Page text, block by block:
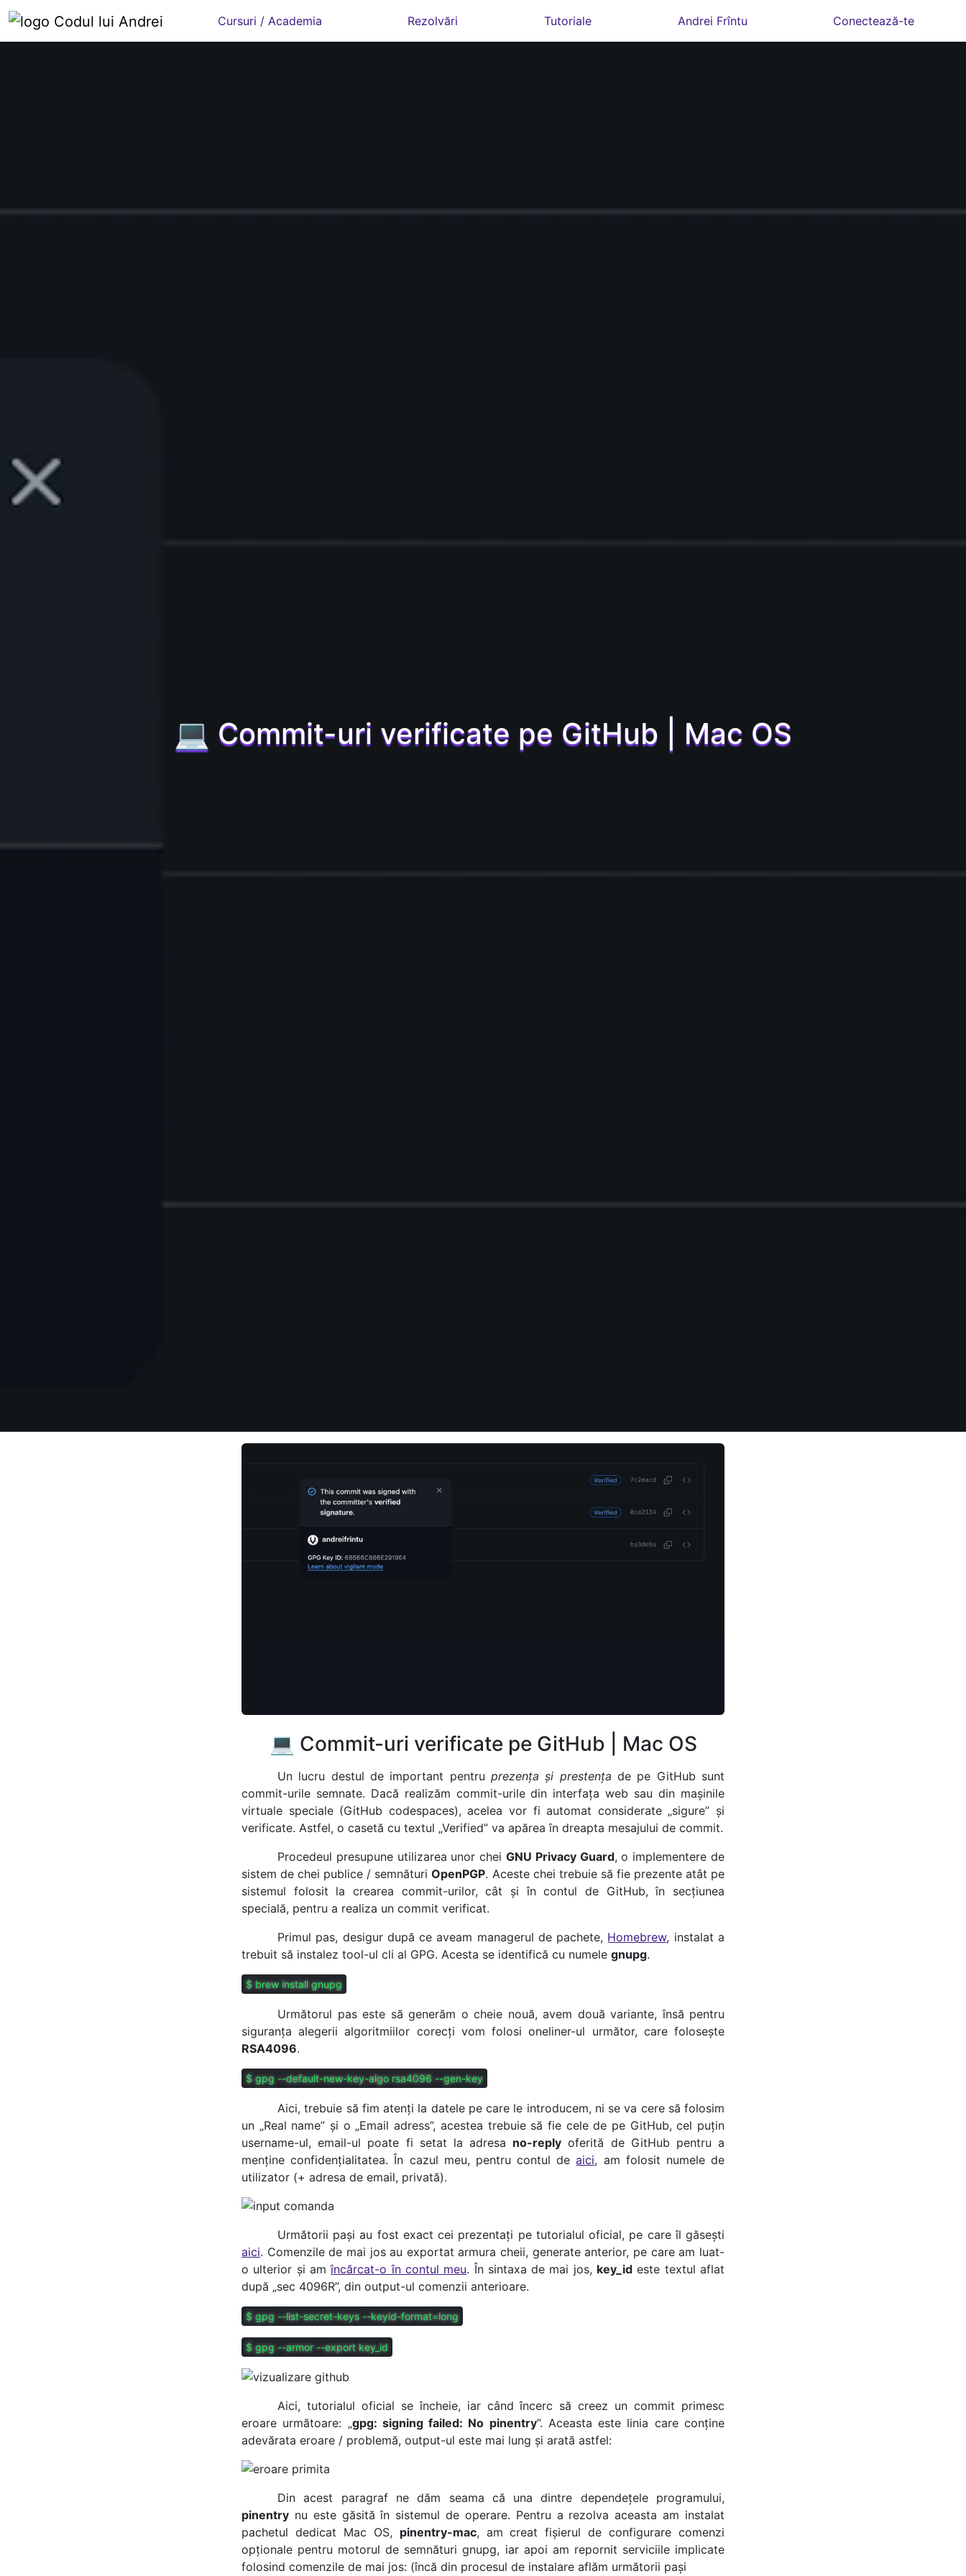
Cursuri / Academia Rezolvări Tutoriale Andrei Frîntu Conectează-te
💻 Commit-uri verificate pe GitHub | Mac OS
💻 Commit-uri verificate pe GitHub | Mac OS
Un lucru destul de important pentru prezența și prestența de pe GitHub sunt
commit-urile semnate. Dacă realizăm commit-urile din interfața web sau din mașinile
virtuale speciale (GitHub codespaces), acelea vor fi automat considerate „sigure” și
verificate. Astfel, o casetă cu textul „Verified” va apărea în dreapta mesajului de commit.
Procedeul presupune utilizarea unor chei GNU Privacy Guard, o implementere de
sistem de chei publice / semnăturiOpenPGP. Aceste chei trebuie să fie prezente atât pe
sistemul folosit la crearea commit-urilor, cât și în contul de GitHub, în secțiunea
specială, pentru a realiza un commit verificat.
Primul pas, desigur după ce aveam managerul de pachete, Homebrew, instalat a
trebuit să instalez tool-ul cli al GPG. Acesta se identifică cu numele gnupg.
$ brew install gnupg
Următorul pas este să generăm o cheie nouă, avem două variante, însă pentru
siguranța alegerii algoritmiilor corecți vom folosi oneliner-ul următor, care folosește
RSA4096.
$ gpg --default-new-key-algo rsa4096 --gen-key
Aici, trebuie să fim atenți la datele pe care le introducem, ni se va cere să folosim
un „Real name” și o „Email adress”, acestea trebuie să fie cele de pe GitHub, cel puțin
username-ul, email-ul poate fi setat la adresa no-reply oferită de GitHub pentru a
menține confidențialitatea. În cazul meu, pentru contul deaici, am folosit numele de
utilizator (+ adresa de email, privată).
Următorii pași au fost exact cei prezentați pe tutorialul oficial, pe care îl găsești
aici. Comenzile de mai jos au exportat armura cheii, generate anterior, pe care am luat-
o ulterior și amîncărcat-o în contul meu. În sintaxa de mai jos, key_id este textul aflat
după „sec 4096R”, din output-ul comenzii anterioare.
$ gpg --list-secret-keys --keyid-format=long
$ gpg --armor --export key_id
Aici, tutorialul oficial se încheie, iar când încerc să creez un commit primesc
eroare următoare: „gpg: signing failed: No pinentry”. Aceasta este linia care conține
adevărata eroare / problemă, output-ul este mai lung și arată astfel:
Din acest paragraf ne dăm seama că una dintre dependețele programului,
pinentry nu este găsită în sistemul de operare. Pentru a rezolva aceasta am instalat
pachetul dedicat Mac OS, pinentry-mac, am creat fișierul de configurare comenzi
opționale pentru motorul de semnături gnupg, iar apoi am repornit serviciile implicate
folosind comenzile de mai jos: (încă din procesul de instalare aflăm următorii pași